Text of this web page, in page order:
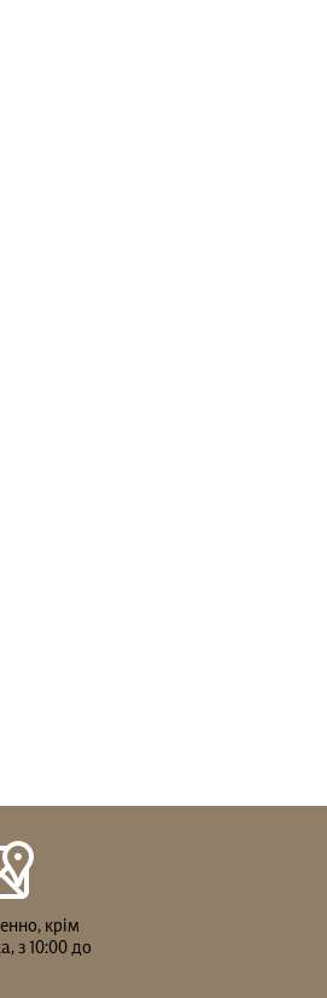
крім
з 10:00 до